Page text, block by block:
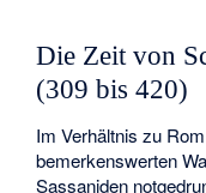
Die Zeit von
(309 bis 420)
Im Verhältnis zu
bemerkenswerten
Sassaniden